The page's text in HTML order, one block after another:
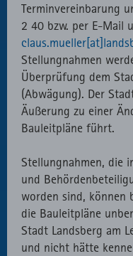
Terminvereinbarung
2 40 bzw. per E-Mail
Stellungnahmen
Überprüfung dem
(Abwägung). Der
Äußerung zu einer
Bauleitpläne führt.
Stellungnahmen, die
und
worden sind, können
die Bauleitpläne
Stadt Landsberg am
und nicht hätte